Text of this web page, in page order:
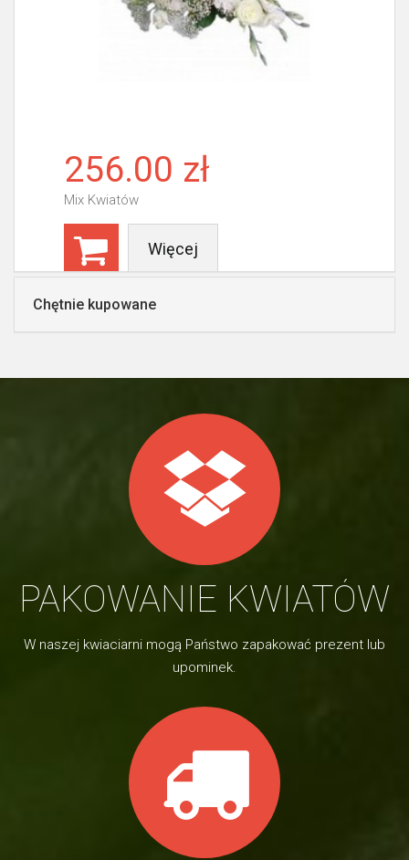
256.00 zł
Mix Kwiatów
Więcej
Chętnie kupowane
PAKOWANIE KWIATÓW
W naszej kwiaciarni mogą Państwo zapakować prezent lub
upominek.